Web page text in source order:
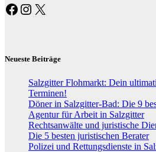
Facebook
Instagram
X
Neueste Beiträge
Salzgitter Flohmarkt: Dein
Terminen!
Döner in Salzgitter-Bad: Die 9
Agentur für Arbeit in Salzgitter
Rechtsanwälte und juristische
Die 5 besten juristischen Berater
Polizei und Rettungsdienste in